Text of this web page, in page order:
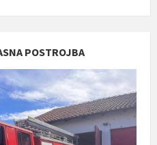
POSTROJBA